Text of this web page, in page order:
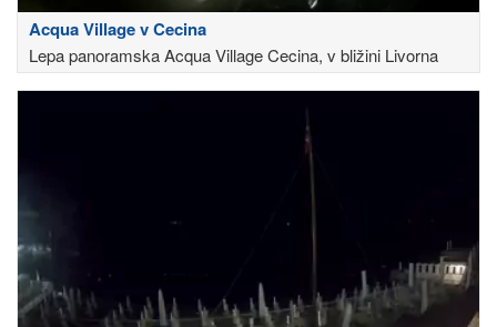
Acqua Village v Cecina
Lepa panoramska Acqua Village Cecina, v bližini Livorna